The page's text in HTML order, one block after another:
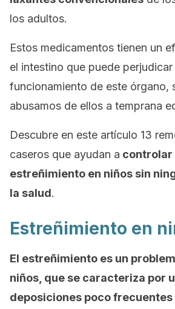
los adultos.
Estos medicamentos tienen un
el intestino que puede perjudicar
funcionamiento de este órgano,
abusamos de ellos a temprana
Descubre en este artículo 13
caseros que ayudan a controlar
estreñimiento en niños sin
la salud.
Estreñimiento en
El estreñimiento es un
niños, que se caracteriza por
deposiciones poco frecuentes